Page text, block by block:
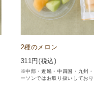
2種のメロン
311円(税込)
※中部・近畿・中四国・九州・
ーソンではお取り扱いしており